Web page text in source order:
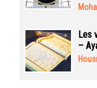
Les
–